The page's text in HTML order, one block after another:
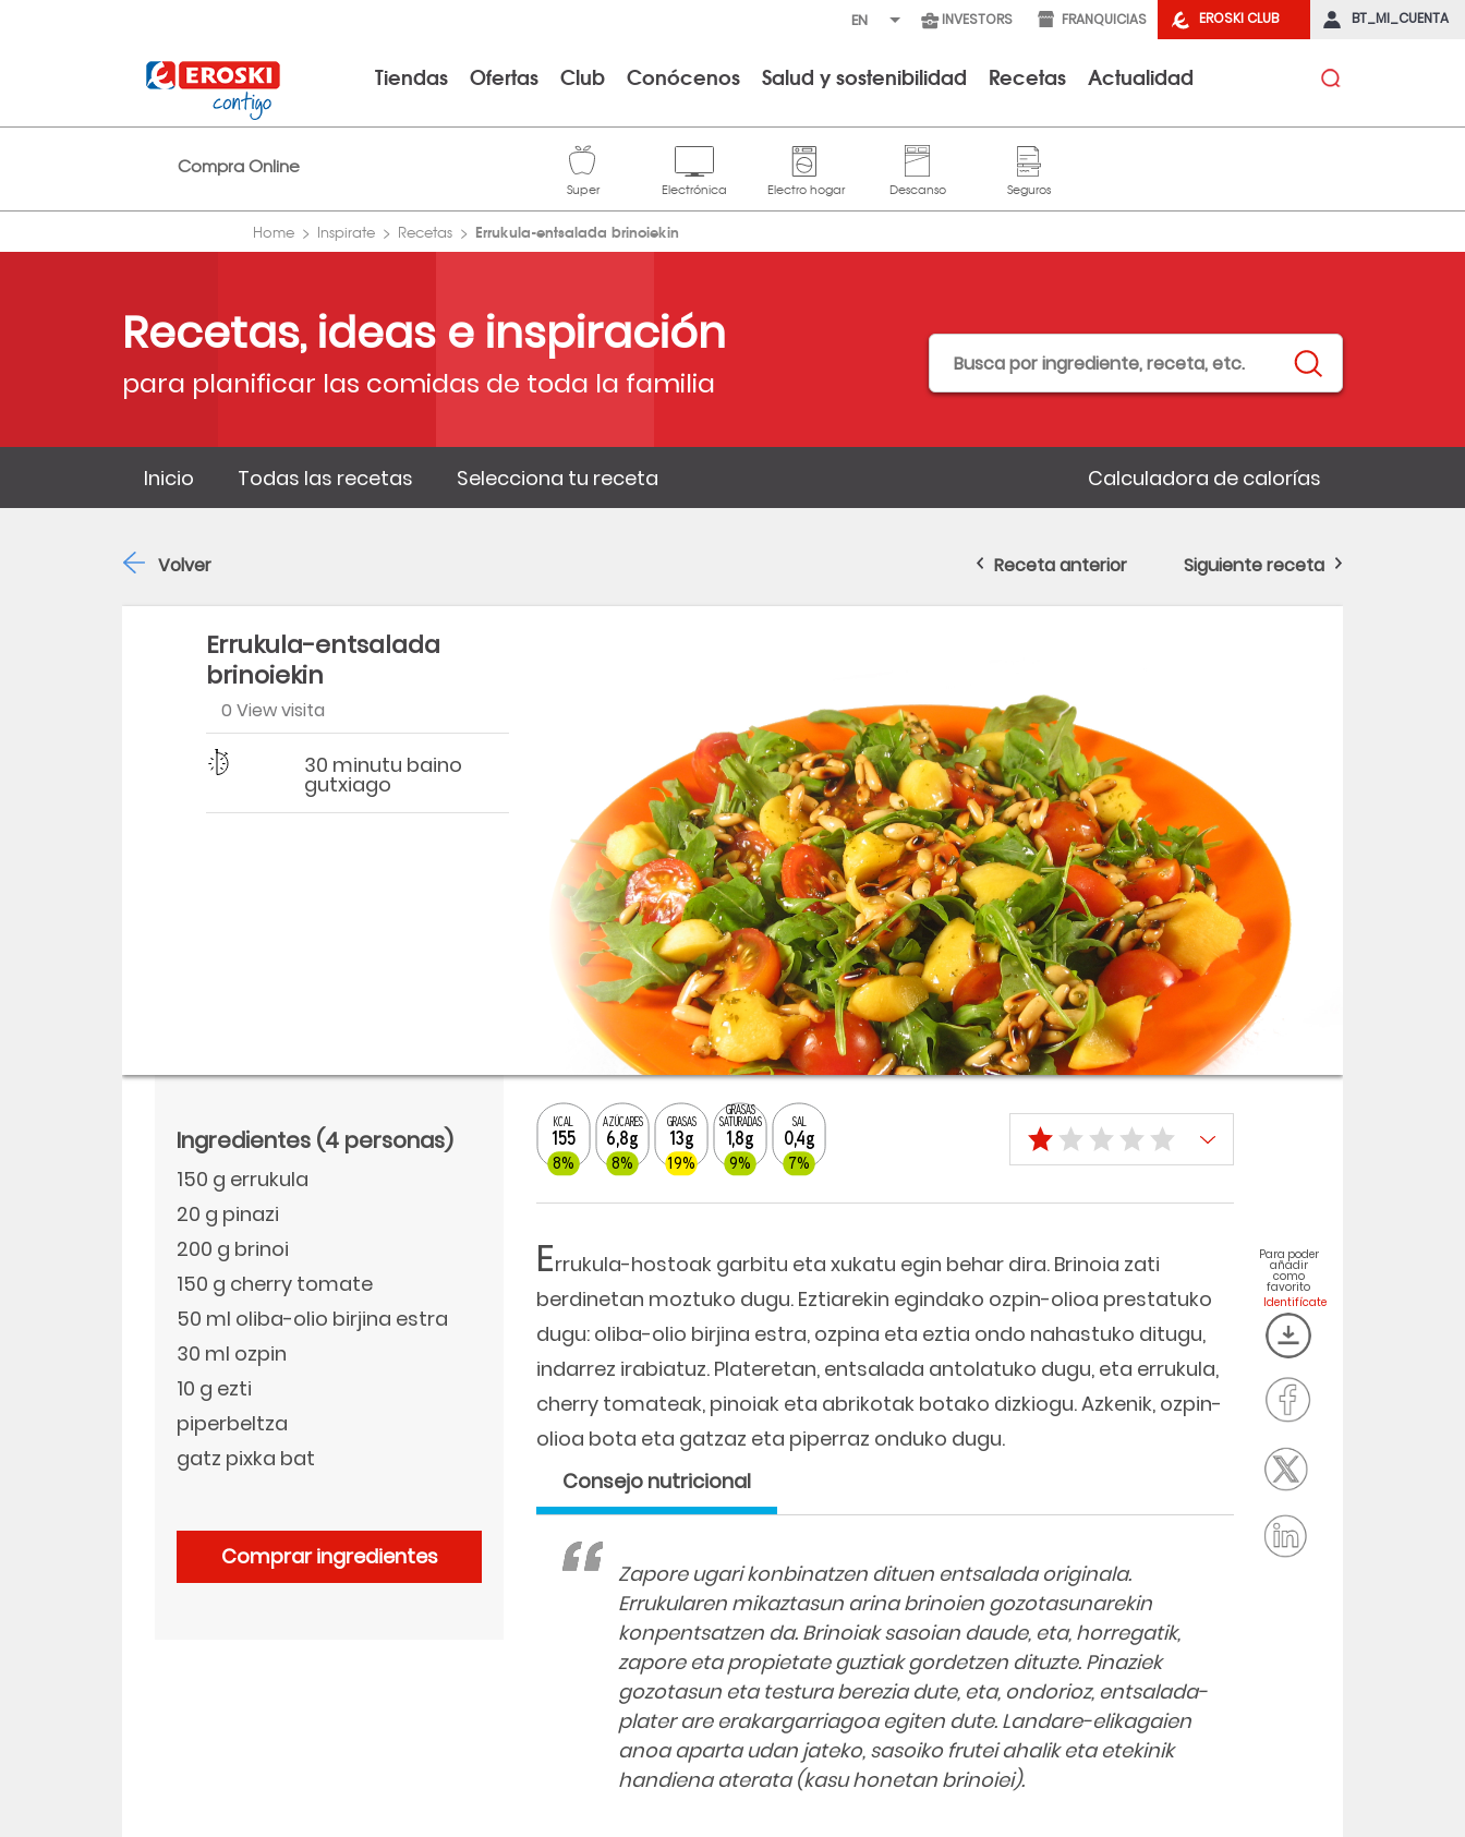
EROSKI CLUB BT_MI_CUENTA
INVESTORS FRANQUICIAS
Tiendas Ofertas Club Conócenos Salud y sostenibilidad Recetas Actualidad
Compra Online
Home Inspirate Recetas Errukula-entsalada brinoiekin
Recetas, ideas e inspiración
para planificar las comidas de toda la familia
Inicio Todas las recetas Selecciona tu receta Calculadora de calorías
Errukula-entsalada
brinoiekin
0 View visita
Dificultad
Tiempo 30 minutu baino
gutxiago
KCAL
155
8%
AZÚCARES
6,8g
8%
GRASAS
13g
19%
GRASAS
SATURADAS
1,8g
9%
SAL
0,4g
7%
Errukula-hostoak garbitu eta xukatu egin behar dira. Brinoia zati
berdinetan moztuko dugu. Eztiarekin egindako ozpin-olioa prestatuko
dugu: oliba-olio birjina estra, ozpina eta eztia ondo nahastuko ditugu,
indarrez irabiatuz. Plateretan, entsalada antolatuko dugu, eta errukula,
cherry tomateak, pinoiak eta abrikotak botako dizkiogu. Azkenik, ozpin-
olioa bota eta gatzaz eta piperraz onduko dugu.
Consejo nutricional
Zapore ugari konbinatzen dituen entsalada originala.
Errukularen mikaztasun arina brinoien gozotasunarekin
konpentsatzen da. Brinoiak sasoian daude, eta, horregatik,
zapore eta propietate guztiak gordetzen dituzte. Pinaziek
gozotasun eta testura berezia dute, eta, ondorioz, entsalada-
plater are erakargarriagoa egiten dute. Landare-elikagaien
anoa aparta udan jateko, sasoiko frutei ahalik eta etekinik
handiena aterata (kasu honetan brinoiei).
Para poder
añadir
como
favorito
Ingredientes (4 personas)
150 g errukula
20 g pinazi
200 g brinoi
150 g cherry tomate
50 ml oliba-olio birjina estra
30 ml ozpin
10 g ezti
piperbeltza
gatz pixka bat
Comprar ingredientes
Volver Receta anterior Siguiente receta